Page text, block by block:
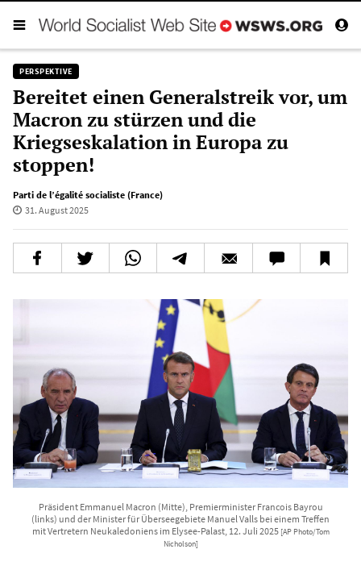
PERSPEKTIVE
Bereitet einen Generalstreik vor, um
Macron zu stürzen und die
Kriegseskalation in Europa zu
stoppen!
Parti de l’égalité socialiste (France)
31. August 2025
Präsident Emmanuel Macron (Mitte), Premierminister Francois Bayrou
(links) und der Minister für Überseegebiete Manuel Valls bei einem Treffen
mit Vertretern Neukaledoniens im Elysee-Palast, 12. Juli 2025 [AP Photo/Tom
Nicholson]